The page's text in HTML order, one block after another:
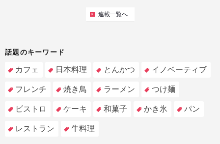
連載一覧へ
話題のキーワード
カフェ 日本料理 とんかつ イノベーティブ
フレンチ 焼き鳥 ラーメン つけ麺
ビストロ ケーキ 和菓子 かき氷 パン
レストラン 牛料理